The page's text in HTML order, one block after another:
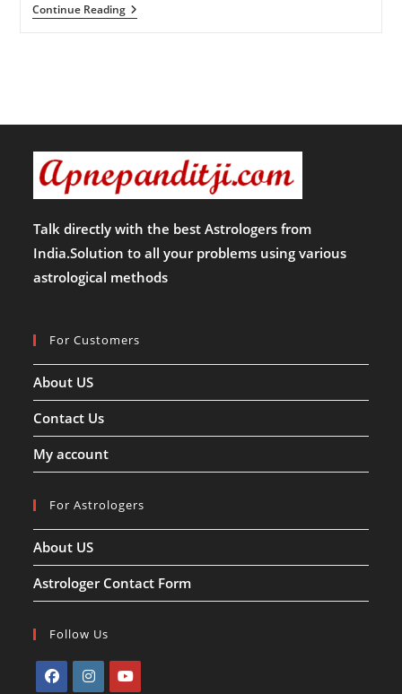
Continue ReadingAhoi
Ashtami
कब
क्या
है
शुभ
मुहूर्त,पूजन
कथा
और
किन
बातों
का
Talk directly with the best Astrologers from
India.Solution to all your problems using various
astrological methods
For Customers
About US
Contact Us
My account
For Astrologers
About US
Astrologer Contact Form
Follow Us